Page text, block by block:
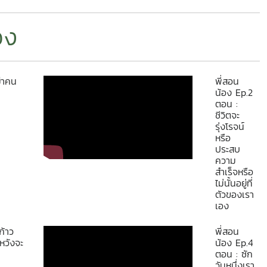
แวดล้อม
ของผลงาน
แต่ยังรวมถึง
ม ปัจจุบัน
เหมือด ตลาด
ที่ไม่เพียง
แก่ นายณัฐ
ณ อยุธยา ,
ศรีแก้ว
Problem Tree, Solution Tree และต่อด้วย
ารย์ที่ปรึกษาโครงการฯ
การต้อนรับ Mr. Elgar
Director of
ารมูลนิธิรากแก้ว ซึ่งเดิน
จนหารือความร่วมมือในการ
องค์กรนักศึกษา พบปะผู้บริหาร
อธิการบดี นางอรณุตรา จ่ากุญชร
ผู้อำนวยการกองพัฒนานักศึกษา
และหัวหน้างานสังกัดกองพัฒนา
นักศึกษา ได้มาพบปะผู้นำนักศึกษา
ที่เข้าร่วมโครงการ ทั้งนี้ได้รับ
เกียรติจาก ดร.สุดปฐพี เวียงสี
มาเป็นวิทยากรสร้างสรรค์
กิจกรรมให้แก่น้อง ๆ ผู้นำ
นักศึกษา ในการนี้ การจัด
กิจกรรมสัมมนาผู้นำนักศึกษา ยัง
คงมีการจัดกิจกรรมอีกอย่างต่อ
เนื่อง เพื่อให้ผู้นำนักศึกษาในแต่ละ
กลุ่มกิจกรรมได้เรียนรู้ถึง
คน พี่สอน
น้อง Ep.2
ตอน :
ชีวิตจะ
รุ่งโรจน์
หรือ
ประสบ
ความ
สำเร็จหรือ
ไม่นั้นอยู่ที่
ตัวของเรา
เอง
าว
วังจะ
พี่สอน
น้อง Ep.4
ตอน : ซัก